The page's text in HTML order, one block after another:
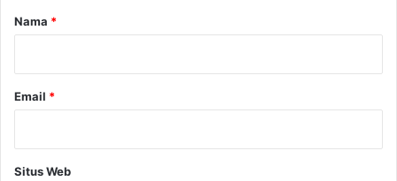
rNama *
Email *
Situs Web